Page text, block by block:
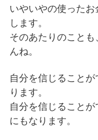
いやいやの使った
します。
そのあたりのこと
んね。
自分を信じること
ります。
自分を信じること
にもなります。